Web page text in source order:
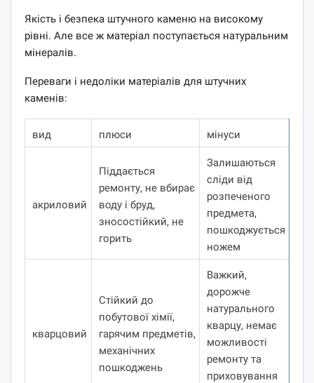
Якість і безпека штучного каменю на високому
рівні. Але все ж матеріал поступається натуральним
мінералів.
Переваги і недоліки матеріалів для штучних
каменів:
вид плюси мінуси
акриловий
Піддається
ремонту, не вбирає
воду і бруд,
зносостійкий, не
горить
Залишаються
сліди від
розпеченого
предмета,
пошкоджується
ножем
кварцовий
Стійкий до
побутової хімії,
гарячим предметів,
механічних
пошкоджень
Важкий,
дорожче
натурального
кварцу, немає
можливості
ремонту та
приховування